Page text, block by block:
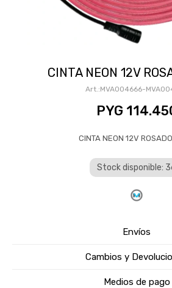
CINTA NEON 12V
MVA004666-
PYG
CINTA NEON 12V
Stock disponible:
Envíos
Cambios y
Medios de pago